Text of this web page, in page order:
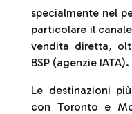
specialmente nel
particolare il
vendita diretta,
BSP (agenzie IATA).
Le destinazioni
con Toronto e